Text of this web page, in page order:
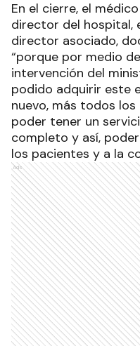
En el cierre, el
director del hospital,
director asociado,
“porque por medio
intervención del
podido adquirir este
nuevo, más todos
poder tener un
completo y así,
los pacientes y a la
Ads